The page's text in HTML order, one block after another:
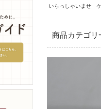
いらっしゃいませ
商品カテゴリ